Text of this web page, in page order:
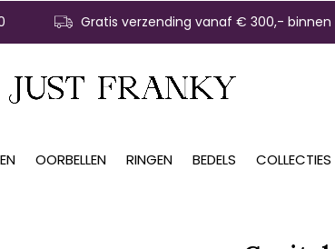
OORBELLEN RINGEN BEDELS COLLECTIES
Gratis verzending vanaf € 300,- binnen